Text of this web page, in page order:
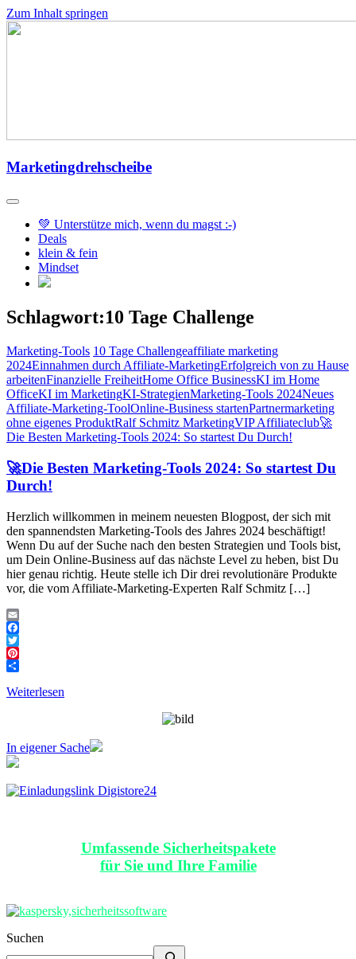
Zum Inhalt springen
Marketingdrehscheibe
💚 Unterstütze mich, wenn du magst :-)
Deals
klein & fein
Mindset
Schlagwort:10 Tage Challenge
Marketing-Tools 10 Tage Challengeaffiliate marketing
2024Einnahmen durch Affiliate-MarketingErfolgreich von zu Hause
arbeitenFinanzielle FreiheitHome Office BusinessKI im Home
OfficeKI im MarketingKI-StrategienMarketing-Tools 2024Neues
Affiliate-Marketing-ToolOnline-Business startenPartnermarketing
ohne eigenes ProduktRalf Schmitz MarketingVIP Affiliateclub🚀
Die Besten Marketing-Tools 2024: So startest Du Durch!
🚀Die Besten Marketing-Tools 2024: So startest Du
Durch!
Herzlich willkommen in meinem neuesten Blogpost, der sich mit
den spannendsten Marketing-Tools des Jahres 2024 beschäftigt!
Wenn Du auf der Suche nach den besten Strategien und Tools bist,
um Dein Online-Business auf das nächste Level zu heben, bist Du
hier genau richtig. Heute stelle ich Dir drei revolutionäre Produkte
vor, die vom Affiliate-Marketing-Experten Ralf Schmitz […]
Email
Facebook
Twitter
Pinterest
Weiterlesen
In eigener Sache
Umfassende Sicherheitspakete
für Sie und Ihre Familie
Suchen